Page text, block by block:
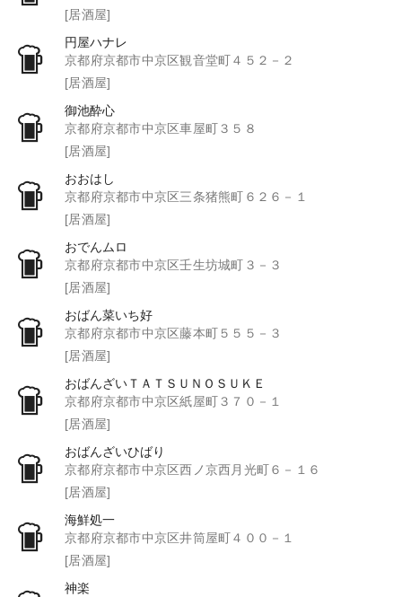
[居酒屋]
円屋ハナレ
京都府京都市中京区観音堂町４５２－２
[居酒屋]
御池酔心
京都府京都市中京区車屋町３５８
[居酒屋]
おおはし
京都府京都市中京区三条猪熊町６２６－１
[居酒屋]
おでんムロ
京都府京都市中京区壬生坊城町３－３
[居酒屋]
おばん菜いち好
京都府京都市中京区藤本町５５５－３
[居酒屋]
おばんざいＴＡＴＳＵＮＯＳＵＫＥ
京都府京都市中京区紙屋町３７０－１
[居酒屋]
おばんざいひばり
京都府京都市中京区西ノ京西月光町６－１６
[居酒屋]
海鮮処一
京都府京都市中京区井筒屋町４００－１
[居酒屋]
神楽